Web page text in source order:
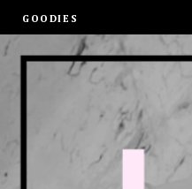
GOODIES